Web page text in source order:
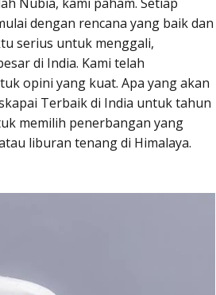
dengan rencana yang baik dan
serius untuk menggali,
di India. Kami telah
opini yang kuat. Apa yang akan
Terbaik di India untuk tahun
memilih penerbangan yang
liburan tenang di Himalaya.